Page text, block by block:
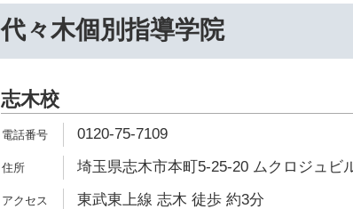
代々木個別指導学院
志木校
0120-75-7109
埼玉県志木市本町5-25-20 ムクロジュビ
東武東上線 志木 徒歩 約3分